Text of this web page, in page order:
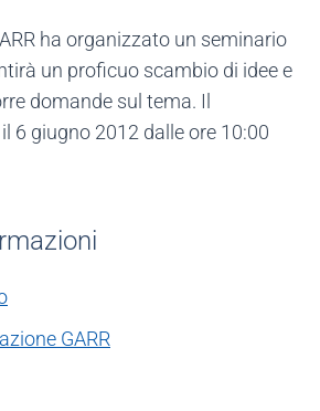
ha organizzato un seminario
un proficuo scambio di idee e
domande sul tema. Il
6 giugno 2012 dalle ore 10:00
GARR